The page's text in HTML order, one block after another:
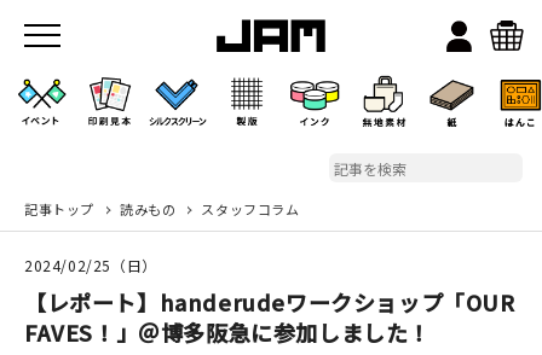
JAMのこと
お店/ワークスペース
記事トップ 読みもの スタッフコラム
2024/02/25（日）
【レポート】handerudeワークショップ「OUR
FAVES！」＠博多阪急に参加しました！